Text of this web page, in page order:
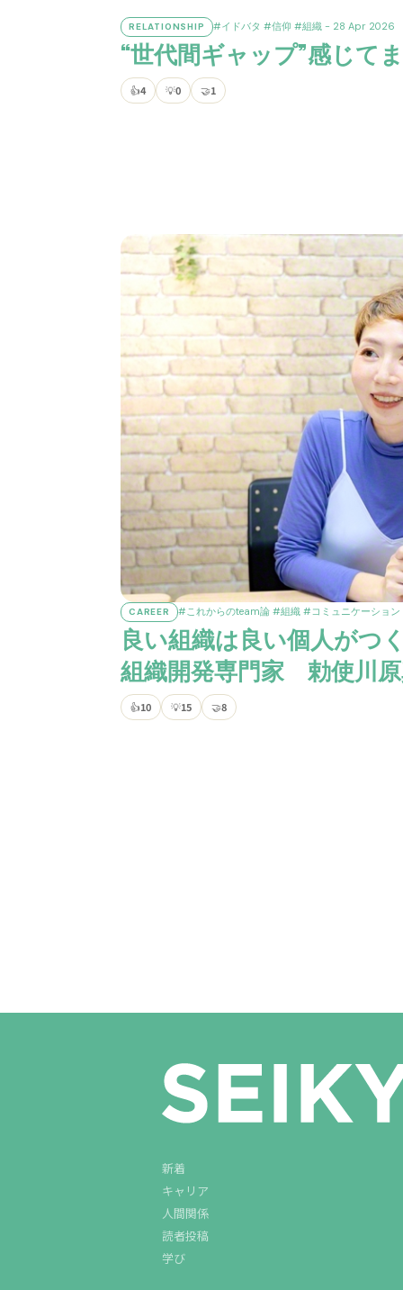
RELATIONSHIP #イドバタ #信仰 #組織- 28 Apr 2026
“世代間ギャップ”感じて
👍4 💡0 🤝1
CAREER #これからのteam論 #組織 #コミュニケーション
良い組織は良い個人が
組織開発専門家 勅使川
👍10 💡15 🤝8
新着
キャリア
人間関係
読者投稿
学び